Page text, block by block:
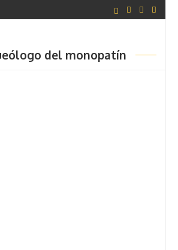
del monopatín